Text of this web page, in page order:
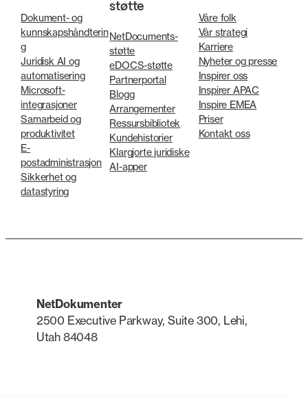
Dokument- og
kunnskapshåndterin
g
Juridisk AI og
automatisering
Microsoft-
integrasjoner
Samarbeid og
produktivitet
E-
postadministrasjon
Sikkerhet og
datastyring
støtte
NetDocuments-
støtte
eDOCS-støtte
Partnerportal
Blogg
Arrangementer
Ressursbibliotek
Kundehistorier
Klargjorte juridiske
AI-apper
Våre folk
Vår strategi
Karriere
Nyheter og presse
Inspirer oss
Inspirer APAC
Inspire EMEA
Priser
Kontakt oss
NetDokumenter
2500 Executive Parkway, Suite 300, Lehi,
Utah 84048